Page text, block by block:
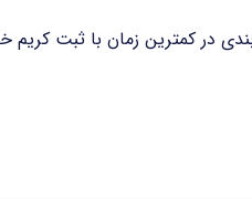
زمان با ثبت کریم خان برای مشاوره با